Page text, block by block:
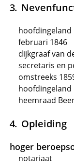
hoofdingeland
februari 1846
dijkgraaf van
secretaris en
omstreeks
hoofdingeland
heemraad
Opleiding
hoger
notariaat